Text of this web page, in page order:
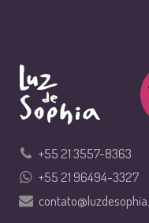
+55 21 3557-8363
+55 21 96494-3327